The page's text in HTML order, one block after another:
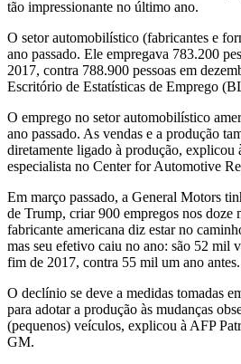
tão impressionante no último ano.
O setor automobilístico (fabricantes e
ano passado. Ele empregava 783.200
2017, contra 788.900 pessoas em
Escritório de Estatísticas de Emprego
O emprego no setor automobilístico
ano passado. As vendas e a produção
diretamente ligado à produção,
especialista no Center for Automotive
Em março passado, a General Motors
de Trump, criar 900 empregos nos doze
fabricante americana diz estar no
mas seu efetivo caiu no ano: são 52 mil
fim de 2017, contra 55 mil um ano antes.
O declínio se deve a medidas tomadas
para adotar a produção às mudanças
(pequenos) veículos, explicou à AFP
GM.